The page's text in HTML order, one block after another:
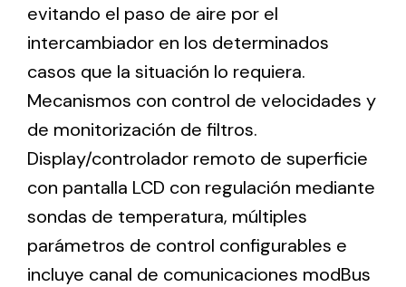
Solar lighting
evitando el paso de aire por el
intercambiador en los determinados
casos que la situación lo requiera.
Mecanismos con control de velocidades y
de monitorización de filtros.
Display/controlador remoto de superficie
con pantalla LCD con regulación mediante
sondas de temperatura, múltiples
parámetros de control configurables e
incluye canal de comunicaciones modBus